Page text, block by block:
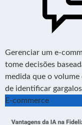
Gerenciar um e-
tome decisões
medida que o
de identificar
E-commerce